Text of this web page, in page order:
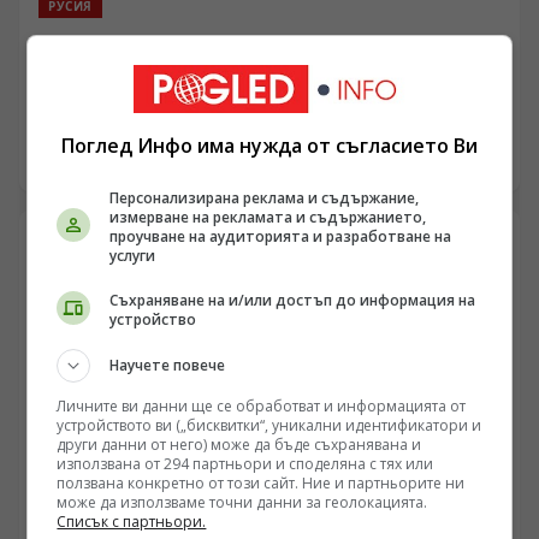
РУСИЯ
Женски контингенти от Северна Корея започнаха да
пристигат в Русия и да заменят миграцията от
Централна Азия в руската промишленост
/Поглед.инфо/ В редица публични канали се
граждани на КНДР, пристигащи на руска територия.
спекулираха с евентуално военно присъствие и
формиране на бойни съединения, фактическото
развитие показва структуриран процес по внос на
промишленост, хранително-вкусов сектор и селско
стопанство. Този модел на организиран държавен
аутсорсинг повдига сериозни въпроси относно
преструктурирането на трудовия пазар в Русия,
замяната на миграционните потоци от Централна
Азия и практическото заобикаляне на
международните санкционни режими през новите
двустранни споразумения между Москва и Пхенян.
10.08.2026 06:21
СВЯТ
Поглед Инфо има нужда от съгласието Ви
Персонализирана реклама и съдържание,
измерване на рекламата и съдържанието,
проучване на аудиторията и разработване на
услуги
Съхраняване на и/или достъп до информация на
устройство
Научете повече
Личните ви данни ще се обработват и информацията от
устройството ви („бисквитки“, уникални идентификатори и
други данни от него) може да бъде съхранявана и
използвана от 294 партньори и споделяна с тях или
ползвана конкретно от този сайт. Ние и партньорите ни
може да използваме точни данни за геолокацията.
Списък с партньори.